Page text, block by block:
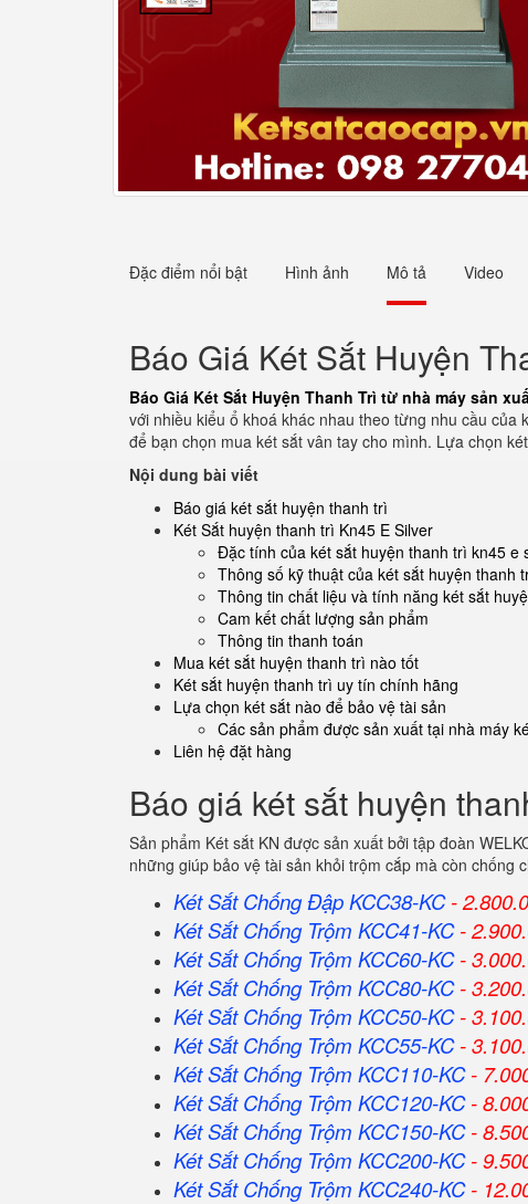
Đặc điểm nổi bật Hình ảnh Mô tả Video
Báo Giá Két Sắt Huyện
Báo Giá Két Sắt Huyện Thanh Trì từ nhà máy sản
với nhiều kiểu ổ khoá khác nhau theo từng nhu cầu
để bạn chọn mua két sắt vân tay cho mình. Lựa chọn
Nội dung bài viết
Báo giá két sắt huyện thanh trì
Két Sắt huyện thanh trì Kn45 E Silver
Đặc tính của két sắt huyện thanh trì kn45 e
Thông số kỹ thuật của két sắt huyện thanh
Thông tin chất liệu và tính năng két sắt
Cam kết chất lượng sản phẩm
Thông tin thanh toán
Mua két sắt huyện thanh trì nào tốt
Két sắt huyện thanh trì uy tín chính hãng
Lựa chọn két sắt nào để bảo vệ tài sản
Các sản phẩm được sản xuất tại nhà máy
Liên hệ đặt hàng
Báo giá két sắt huyện
Sản phẩm Két sắt KN được sản xuất bởi tập đoàn
những giúp bảo vệ tài sản khỏi trộm cắp mà còn chống
Két Sắt Chống Đập KCC38-KC-
Két Sắt Chống Trộm KCC41-KC-
Két Sắt Chống Trộm KCC60-KC-
Két Sắt Chống Trộm KCC80-KC-
Két Sắt Chống Trộm KCC50-KC-
Két Sắt Chống Trộm KCC55-KC-
Két Sắt Chống Trộm KCC110-KC-
Két Sắt Chống Trộm KCC120-KC-
Két Sắt Chống Trộm KCC150-KC-
Két Sắt Chống Trộm KCC200-KC-
Két Sắt Chống Trộm KCC240-KC-